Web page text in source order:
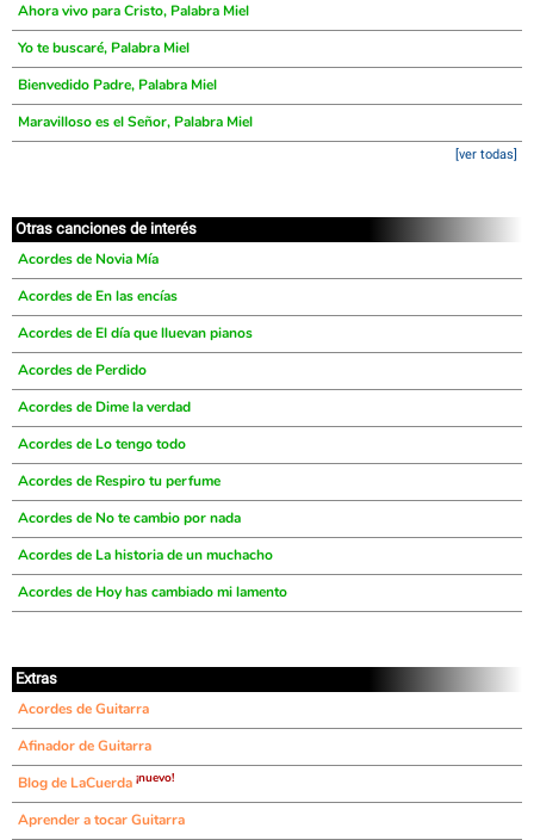
Ahora vivo para Cristo, Palabra Miel
Yo te buscaré, Palabra Miel
Bienvedido Padre, Palabra Miel
Maravilloso es el Señor, Palabra Miel
[ver todas]
Otras canciones de interés
Acordes de Novia Mía
Acordes de En las encías
Acordes de El día que lluevan pianos
Acordes de Perdido
Acordes de Dime la verdad
Acordes de Lo tengo todo
Acordes de Respiro tu perfume
Acordes de No te cambio por nada
Acordes de La historia de un muchacho
Acordes de Hoy has cambiado mi lamento
Extras
Acordes de Guitarra
Afinador de Guitarra
Blog de LaCuerda ¡nuevo!
Aprender a tocar Guitarra